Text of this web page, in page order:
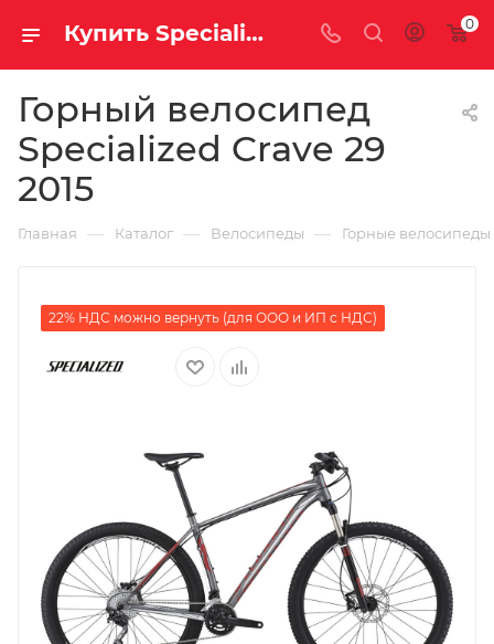
Купить Specialized Crave 29 2015 за рублей, а со скидкой 0
Горный велосипед
Specialized Crave 29
2015
Главная — Каталог — Велосипеды — Горные велосипеды
22% НДС можно вернуть (для ООО и ИП с НДС)